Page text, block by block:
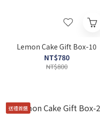
Lemon Cake Gift Box-10
NT$780
NT$800
送禮首選